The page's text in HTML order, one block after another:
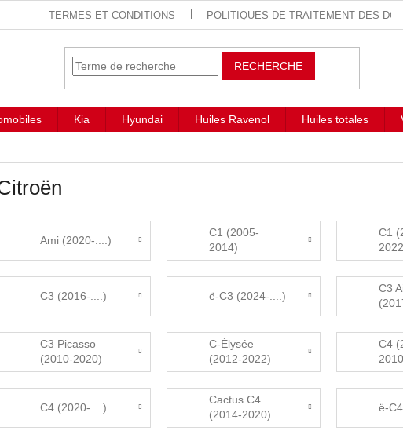
TERMES ET CONDITIONS POLITIQUES DE TRAITEMENT DES
RECHERCHE
Kia Hyundai Huiles Ravenol Huiles totales
Ami (2020-....)
C1 (2005-
2014)
C1
C3 (2016-....) ë-C3 (2024-....)
C3
C3 Picasso
(2010-2020)
C-Élysée
(2012-2022)
C4
C4 (2020-....)
Cactus C4
(2014-2020)
ë-